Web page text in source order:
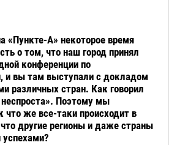
«Пункте-А» некоторое время
о том, что наш город принял
конференции по
и вы там выступали с докладом
различных стран. Как говорил
Поэтому мы
что же все-таки происходит в
другие регионы и даже страны